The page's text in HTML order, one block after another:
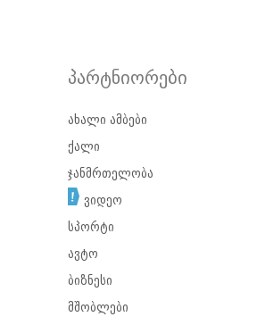
პარტნიორები
ახალი ამბები
ქალი
ჯანმრთელობა
ვიდეო
სპორტი
ავტო
ბიზნესი
მშობლები